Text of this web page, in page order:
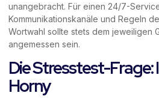
unangebracht. Für einen 24/7-
Kommunikationskanäle und Regeln
Wortwahl sollte stets dem jeweiligen
angemessen sein.
Die Stresstest-Frage:
Horny